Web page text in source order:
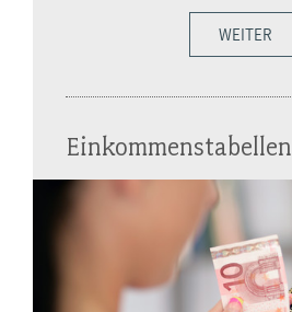
WEITER
Einkommenstabellen